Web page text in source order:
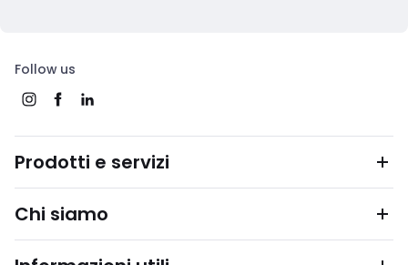
Follow us
Prodotti e servizi
Chi siamo